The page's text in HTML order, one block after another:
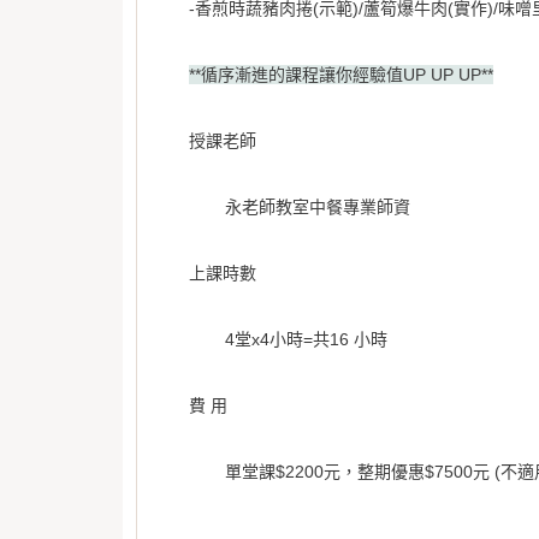
-香煎時蔬豬肉捲(示範)/蘆筍爆牛肉(實作)/味噌
**循序漸進的課程讓你經驗值UP UP UP**
授課老師
永老師教室中餐專業師資
上課時數
4堂x4小時=共16 小時
費 用
單堂課$2200元，整期優惠$7500元 (不適